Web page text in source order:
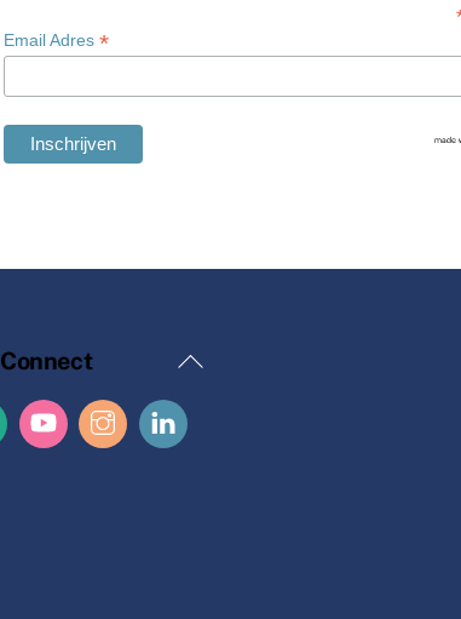
Email Adres *
Terug
Connect